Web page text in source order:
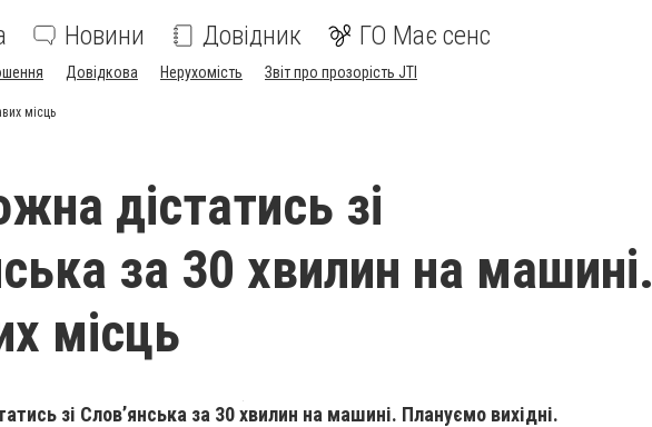
Новини Довідник ГО Має сенс
Довідкова Нерухомість Звіт про прозорість JTI
місць
дістатись зі
за 30 хвилин на машині.
місць
зі Слов’янська за 30 хвилин на машині. Плануємо вихідні.